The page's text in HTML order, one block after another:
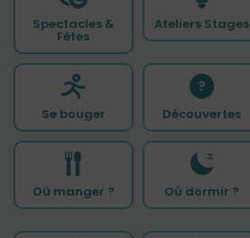
Spectacles &
Fêtes
Ateliers Stages
Se bouger Découvertes
Où manger ? Où dormir ?